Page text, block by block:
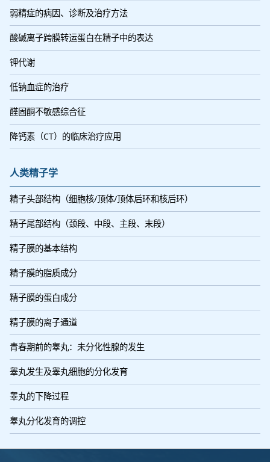
弱精症的病因、诊断及治疗方法
酸碱离子跨膜转运蛋白在精子中的表达
钾代谢
低钠血症的治疗
醛固酮不敏感综合征
降钙素（CT）的临床治疗应用
人类精子学
精子头部结构（细胞核/顶体/顶体后环和核后环）
精子尾部结构（颈段、中段、主段、末段）
精子膜的基本结构
精子膜的脂质成分
精子膜的蛋白成分
精子膜的离子通道
青春期前的睾丸：未分化性腺的发生
睾丸发生及睾丸细胞的分化发育
睾丸的下降过程
睾丸分化发育的调控